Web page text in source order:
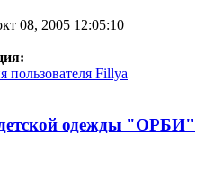
08, 2005 12:05:10
пользователя Fillya
одежды "ОРБИ"